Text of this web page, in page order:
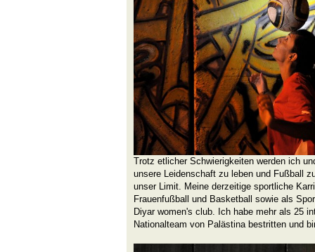
Trotz etlicher Schwierigkeiten werden ich
unsere Leidenschaft zu leben und Fußball
unser Limit. Meine derzeitige sportliche
Frauenfußball und Basketball sowie als
Diyar women's club. Ich habe mehr als 25
Nationalteam von Palästina bestritten und